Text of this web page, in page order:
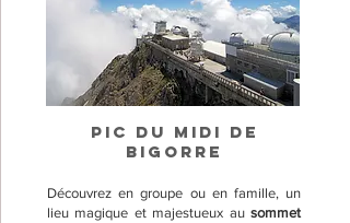
PIC DU MIDI DE
BIGORRE
Découvrez en groupe ou en famille, un
lieu magique et majestueux ausommet